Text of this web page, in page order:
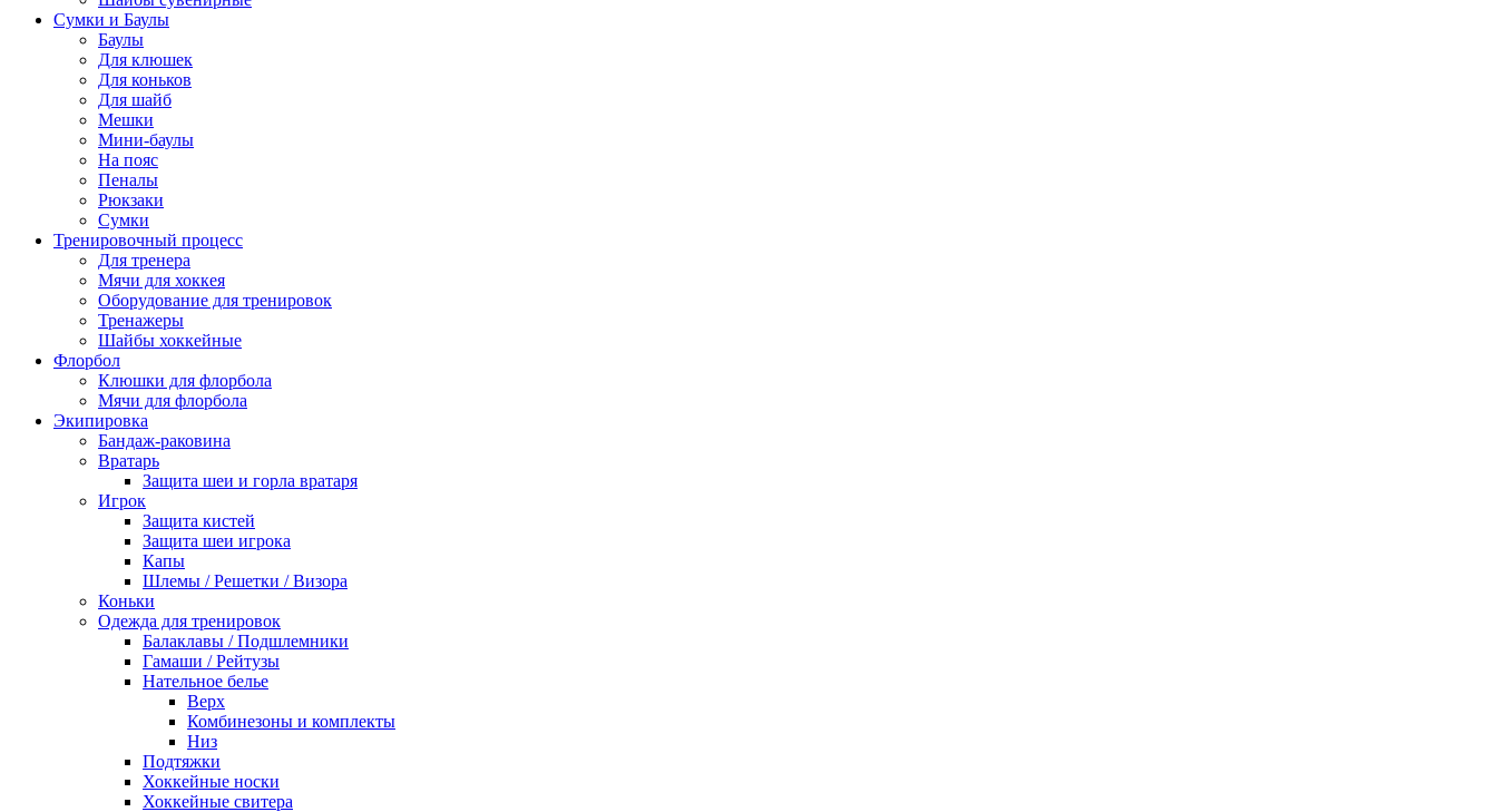
Сумки и Баулы
Баулы
Для клюшек
Для коньков
Для шайб
Мешки
Мини-баулы
На пояс
Пеналы
Рюкзаки
Сумки
Тренировочный процесс
Для тренера
Мячи для хоккея
Оборудование для тренировок
Тренажеры
Шайбы хоккейные
Флорбол
Клюшки для флорбола
Мячи для флорбола
Экипировка
Бандаж-раковина
Вратарь
Защита шеи и горла вратаря
Игрок
Защита кистей
Защита шеи игрока
Капы
Шлемы / Решетки / Визора
Коньки
Одежда для тренировок
Балаклавы / Подшлемники
Гамаши / Рейтузы
Нательное белье
Верх
Комбинезоны и комплекты
Низ
Подтяжки
Хоккейные носки
Хоккейные свитера